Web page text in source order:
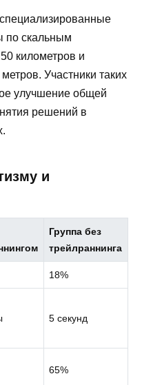
по скальным
километров и
Участники таких
улучшение общей
решений в
и
Группа без
трейлраннинга
18%
5 секунд
65%